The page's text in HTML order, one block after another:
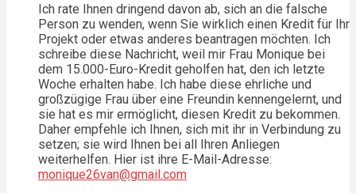
Ich rate Ihnen dringend davon ab, sich an die falsche
Person zu wenden, wenn Sie wirklich einen Kredit für Ihr
Projekt oder etwas anderes beantragen möchten. Ich
schreibe diese Nachricht, weil mir Frau Monique bei
dem 15.000-Euro-Kredit geholfen hat, den ich letzte
Woche erhalten habe. Ich habe diese ehrliche und
großzügige Frau über eine Freundin kennengelernt, und
sie hat es mir ermöglicht, diesen Kredit zu bekommen.
Daher empfehle ich Ihnen, sich mit ihr in Verbindung zu
setzen; sie wird Ihnen bei all Ihren Anliegen
weiterhelfen. Hier ist ihre E-Mail-Adresse:
monique26van@gmail.com